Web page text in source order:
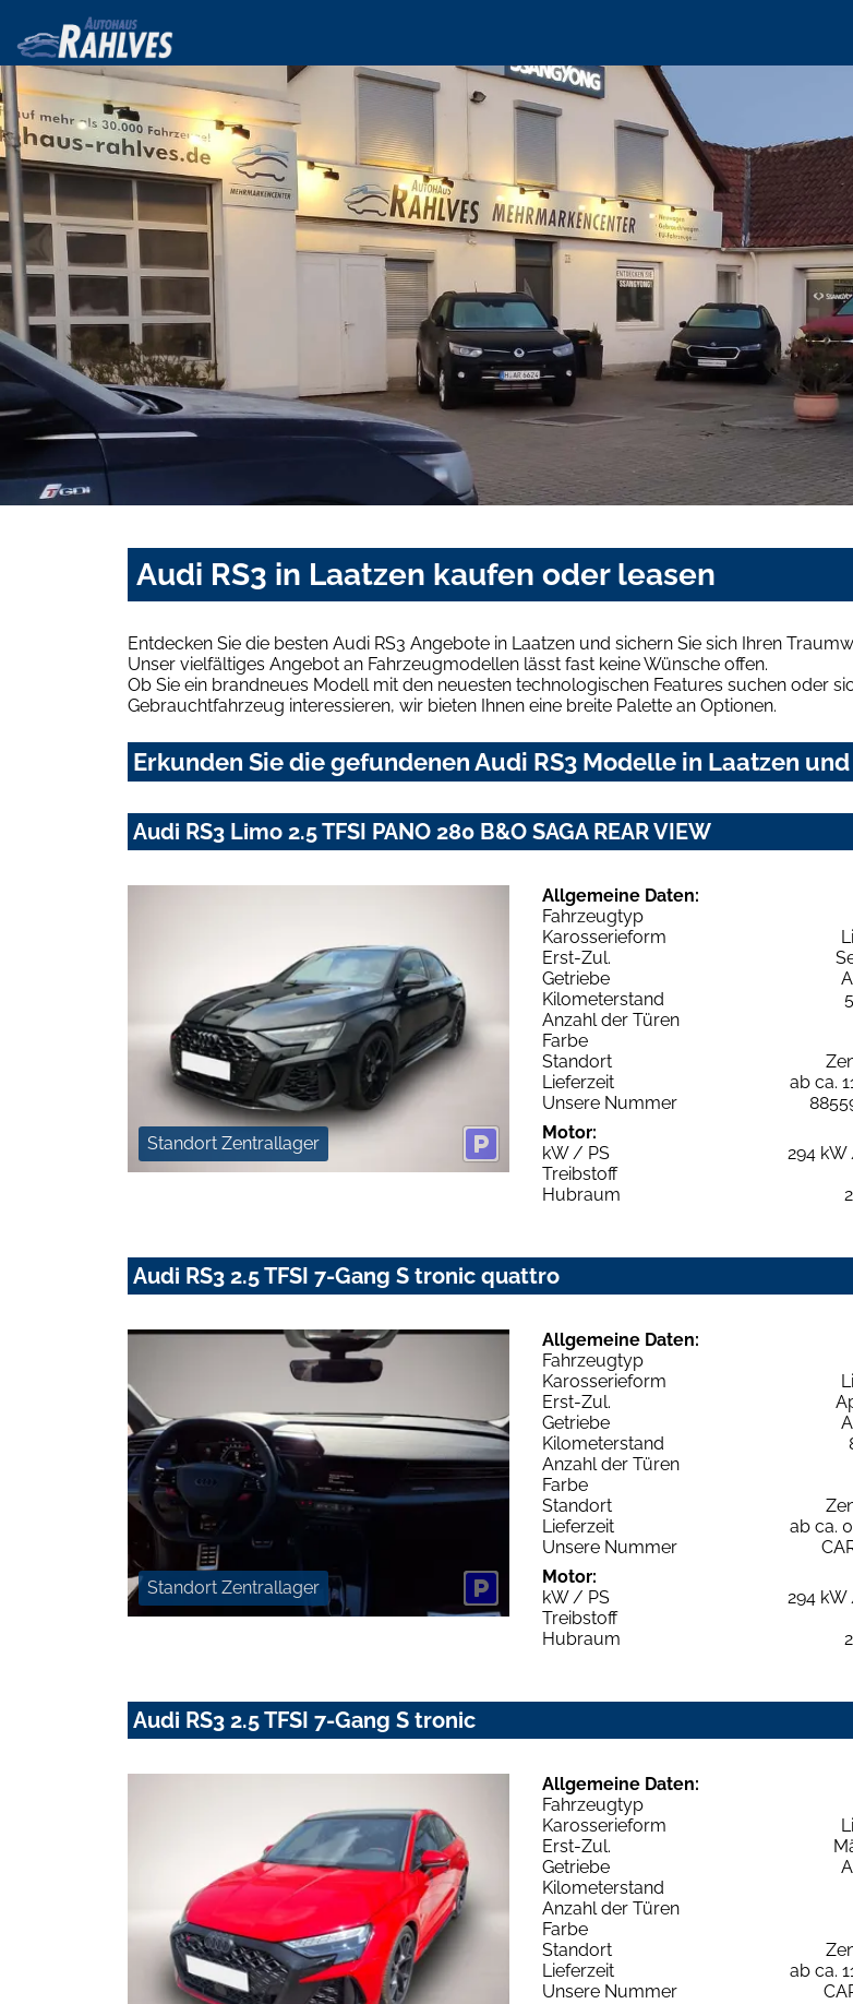
Audi RS3 in Laatzen kaufen oder leasen
Entdecken Sie die besten Audi RS3 Angebote in Laatzen und sichern Sie sich Ihren
Unser vielfältiges Angebot an Fahrzeugmodellen lässt fast keine Wünsche offen.
Ob Sie ein brandneues Modell mit den neuesten technologischen Features suchen oder
Gebrauchtfahrzeug interessieren, wir bieten Ihnen eine breite Palette an Optionen.
Erkunden Sie die gefundenen Audi RS3 Modelle in Laatzen
Audi RS3 Limo 2.5 TFSI PANO 280 B&O SAGA REAR VIEW
Standort Zentrallager
Allgemeine Daten:
Fahrzeugtyp
Karosserieform
Erst-Zul.
Getriebe
Kilometerstand
Anzahl der Türen
Farbe
Standort
Lieferzeit
ab ca.
Unsere Nummer
Motor:
kW / PS
294
Treibstoff
Hubraum
Audi RS3 2.5 TFSI 7-Gang S tronic quattro
Standort Zentrallager
Allgemeine Daten:
Fahrzeugtyp
Karosserieform
Erst-Zul.
Getriebe
Kilometerstand
Anzahl der Türen
Farbe
Standort
Lieferzeit
ab ca.
Unsere Nummer
Motor:
kW / PS
294
Treibstoff
Hubraum
Audi RS3 2.5 TFSI 7-Gang S tronic
Allgemeine Daten:
Fahrzeugtyp
Karosserieform
Erst-Zul.
Getriebe
Kilometerstand
Anzahl der Türen
Farbe
Standort
Lieferzeit
ab ca.
Unsere Nummer